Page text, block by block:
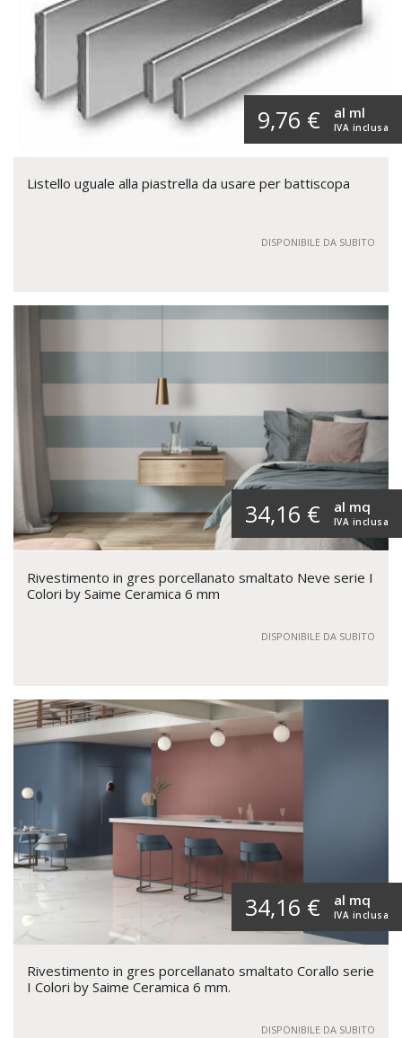
9,76 € IVA inclusa
al ml
Listello uguale alla piastrella da usare per battiscopa
DISPONIBILE DA SUBITO
34,16 € IVA inclusa
al mq
Rivestimento in gres porcellanato smaltato Neve serie I
Colori by Saime Ceramica 6 mm
DISPONIBILE DA SUBITO
34,16 € IVA inclusa
al mq
Rivestimento in gres porcellanato smaltato Corallo serie
I Colori by Saime Ceramica 6 mm.
DISPONIBILE DA SUBITO